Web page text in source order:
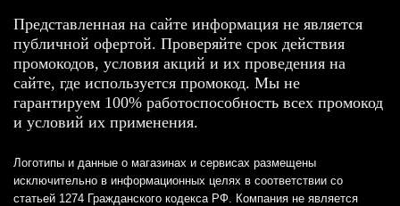
Представленная на сайте информация не является
публичной офертой. Проверяйте срок действия
промокодов, условия акций и их проведения на
сайте, где используется промокод. Мы не
гарантируем 100% работоспособность всех промокод
и условий их применения.
Логотипы и данные о магазинах и сервисах размещены
исключительно в информационных целях в соответствии со
статьей 1274 Гражданского кодекса РФ. Компания не является